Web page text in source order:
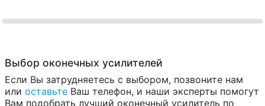
Выбор оконечных усилителей
Если Вы затрудняетесь с выбором, позвоните нам
или оставьте Ваш телефон, и наши эксперты помогут
Вам подобрать лучший оконечный усилитель по